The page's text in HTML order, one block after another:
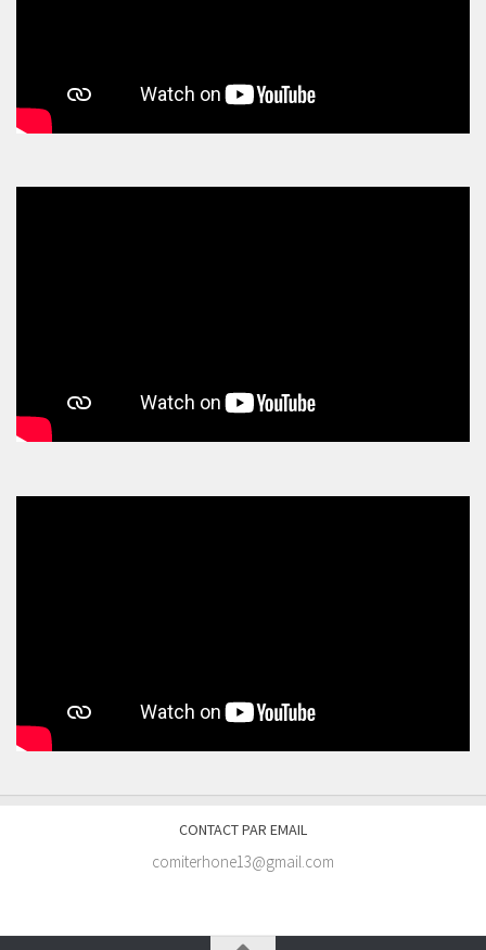
CONTACT PAR EMAIL
comiterhone13@gmail.com